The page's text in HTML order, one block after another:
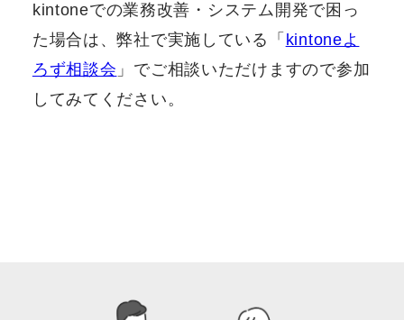
kintoneでの業務改善・システム開発で困っ
た場合は、弊社で実施している「 kintoneよ
ろず相談会 」でご相談いただけますので参加
してみてください。